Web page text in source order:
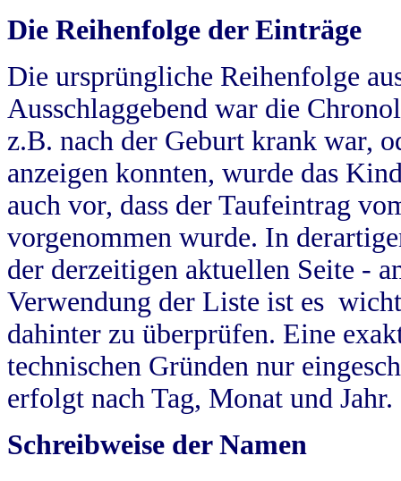
Die Reihenfolge der Einträge
Die ursprüngliche Reihenfolge
Ausschlaggebend war die
z.B. nach der Geburt krank war,
anzeigen konnten, wurde das
auch vor, dass der Taufeintrag
vorgenommen wurde. In
der derzeitigen aktuellen Seite -
Verwendung der Liste ist es
dahinter zu überprüfen. Eine
technischen Gründen nur
erfolgt nach Tag, Monat und Jahr.
Schreibweise der Namen